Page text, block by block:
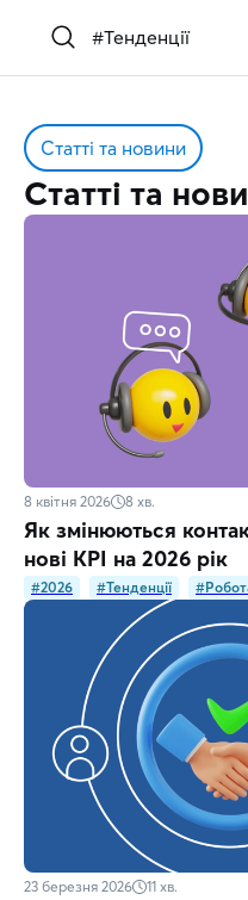
Статті та новини
Статті та
8 квітня 2026 8 хв.
Як змінюються
нові KPI на 2026 рік
#2026 #Тенденції
23 березня 2026 11 хв.